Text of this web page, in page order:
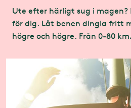
Ute efter härligt sug i
för dig. Låt benen dingla fritt
högre och högre. Från 0-80